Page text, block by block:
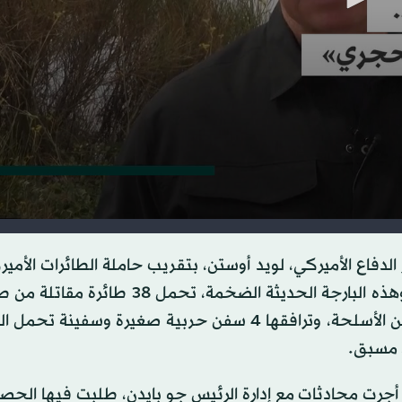
الأميركي، لويد أوستن، بتقريب حاملة الطائرات
إس إس جيرالد فورد» من المنطقة، جزء من هذا التهديد. وهذه البارجة الحديثة
35» و«إف 15» و«إف 16»، ولديها مخزون من 1000 طن من الأسلحة، وترافقها 4 سفن حربية صغيرة
محادثات مع إدارة الرئيس جو بايدن، طلبت فيها